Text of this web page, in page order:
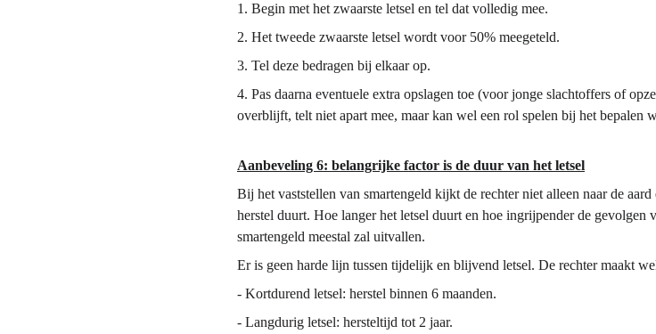
1. Begin met het zwaarste letsel en tel dat volledig mee.
2. Het tweede zwaarste letsel wordt voor 50% meegeteld.
3. Tel deze bedragen bij elkaar op.
4. Pas daarna eventuele extra opslagen toe (voor jonge slachtoffers of
overblijft, telt niet apart mee, maar kan wel een rol spelen bij het bepalen
Aanbeveling 6: belangrijke factor is de duur van het letsel
Bij het vaststellen van smartengeld kijkt de rechter niet alleen naar de
herstel duurt. Hoe langer het letsel duurt en hoe ingrijpender de gevolgen
smartengeld meestal zal uitvallen.
Er is geen harde lijn tussen tijdelijk en blijvend letsel. De rechter maakt
- Kortdurend letsel: herstel binnen 6 maanden.
- Langdurig letsel: hersteltijd tot 2 jaar.